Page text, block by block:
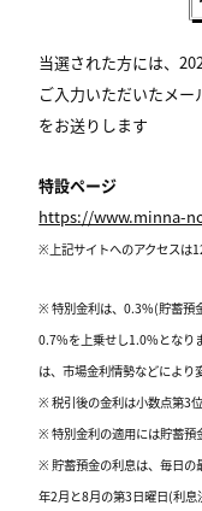
当選された方には、
ご入力いただいたメ
をお送りします
特設ページ
https://www.minna-
※上記サイトへのアクセスは
※ 特別金利は、0.3%(貯蓄預
0.7%を上乗せし1.0%となり
は、市場金利情勢などにより
※ 税引後の金利は小数点第3
※ 特別金利の適用には貯蓄
※ 貯蓄預金の利息は、毎日の
年2月と8月の第3日曜日(利